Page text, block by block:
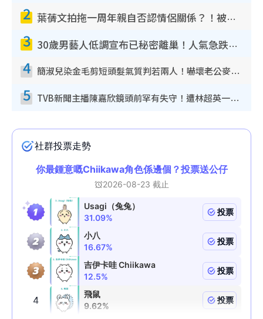
2 葉蒨文拍拖一周年親自否認情侶關係？！被質疑感情造假竟稱GM「普通同事」
3 30歲男藝人低調宣布已秘密離巢！人氣急跌變失蹤人口︰「這幾年過得並不容易」
4 簡淑兒染金毛剪短頭髮氣質判若兩人！嚇壞老公麥大力都認唔出：「你做咩事？」
5 TVB新聞主播陳嘉欣鏡頭前罕有失守！遭林超英一句說話突襲嚇親當場大笑